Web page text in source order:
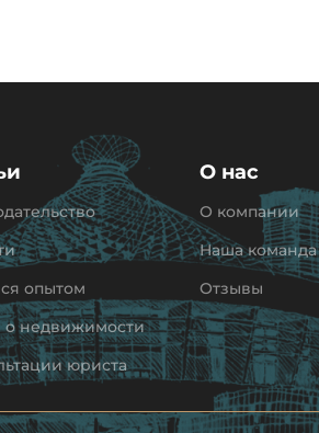
опытом
о недвижимости
юриста
О нас
О компании
Наша команда
Отзывы